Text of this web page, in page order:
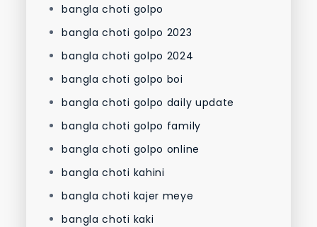
bangla choti golpo
bangla choti golpo 2023
bangla choti golpo 2024
bangla choti golpo boi
bangla choti golpo daily update
bangla choti golpo family
bangla choti golpo online
bangla choti kahini
bangla choti kajer meye
bangla choti kaki